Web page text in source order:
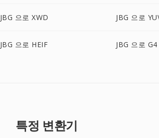
JBG 으로 XWD JBG 으로
JBG 으로 HEIF JBG 으로 G4
특정 변환기